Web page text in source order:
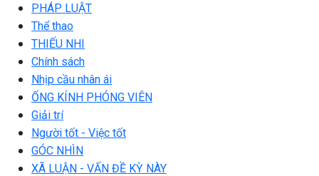
PHÁP LUẬT
Thể thao
THIẾU NHI
Chính sách
Nhịp cầu nhân ái
ỐNG KÍNH PHÓNG VIÊN
Giải trí
Người tốt - Việc tốt
GÓC NHÌN
XÃ LUẬN - VẤN ĐỀ KỲ NÀY